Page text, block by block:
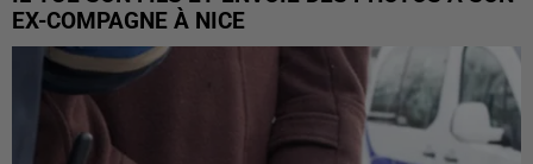
EX-COMPAGNE À NICE